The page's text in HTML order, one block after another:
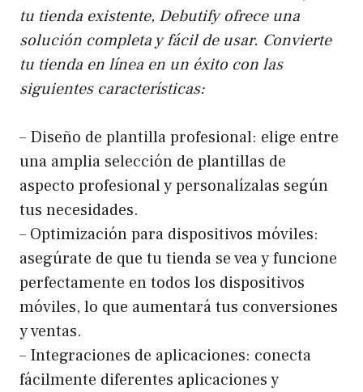
tu tienda existente, Debutify ofrece una
solución completa y fácil de usar. Convierte
tu tienda en línea en un éxito con las
siguientes características:
– Diseño de plantilla profesional: elige entre
una amplia selección de plantillas de
aspecto profesional y personalízalas según
tus necesidades.
– Optimización para dispositivos móviles:
asegúrate de que tu tienda se vea y funcione
perfectamente en todos los dispositivos
móviles, lo que aumentará tus conversiones
y ventas.
– Integraciones de aplicaciones: conecta
fácilmente diferentes aplicaciones y